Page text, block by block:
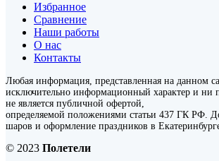
Избранное
Сравнение
Наши работы
О нас
Контакты
Любая информация, представленная на данном
исключительно информационный характер и ни
не является публичной офертой,
определяемой положениями статьи 437 ГК РФ.
шаров и оформление праздников в
© 2023 Полетели